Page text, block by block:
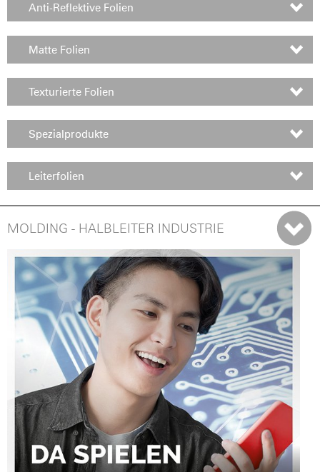
Anti-Reflektive Folien
Matte Folien
Texturierte Folien
Spezialprodukte
Leiterfolien
MOLDING - HALBLEITER INDUSTRIE